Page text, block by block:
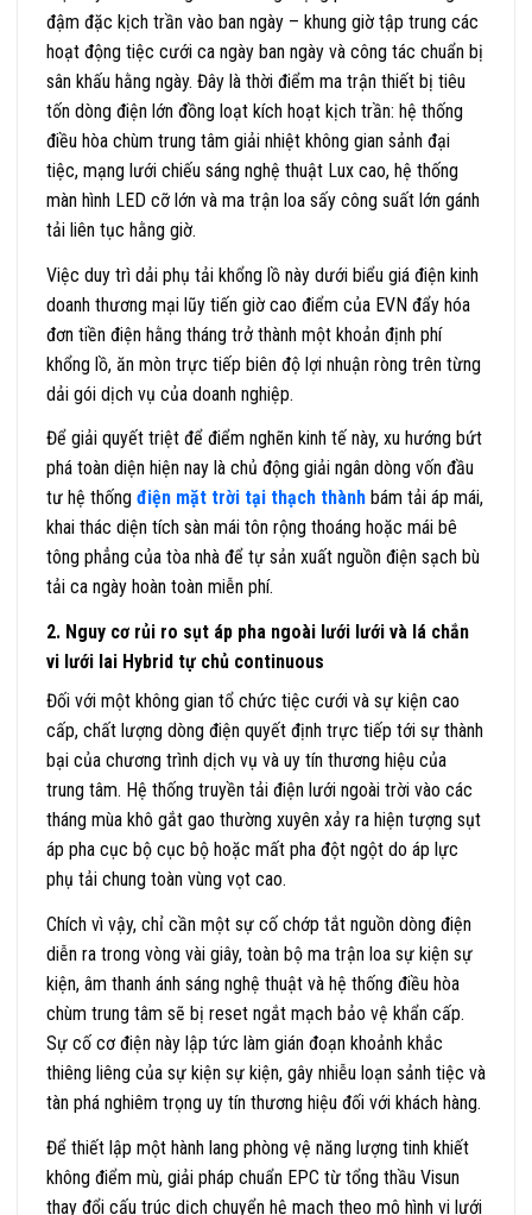
đậm đặc kịch trần vào ban ngày – khung giờ tập trung các
hoạt động tiệc cưới ca ngày ban ngày và công tác chuẩn bị
sân khấu hằng ngày. Đây là thời điểm ma trận thiết bị tiêu
tốn dòng điện lớn đồng loạt kích hoạt kịch trần: hệ thống
điều hòa chùm trung tâm giải nhiệt không gian sảnh đại
tiệc, mạng lưới chiếu sáng nghệ thuật Lux cao, hệ thống
màn hình LED cỡ lớn và ma trận loa sấy công suất lớn gánh
tải liên tục hằng giờ.
Việc duy trì dải phụ tải khổng lồ này dưới biểu giá điện kinh
doanh thương mại lũy tiến giờ cao điểm của EVN đẩy hóa
đơn tiền điện hằng tháng trở thành một khoản định phí
khổng lồ, ăn mòn trực tiếp biên độ lợi nhuận ròng trên từng
dải gói dịch vụ của doanh nghiệp.
Để giải quyết triệt để điểm nghẽn kinh tế này, xu hướng bứt
phá toàn diện hiện nay là chủ động giải ngân dòng vốn đầu
tư hệ thống điện mặt trời tại thạch thành bám tải áp mái,
khai thác diện tích sàn mái tôn rộng thoáng hoặc mái bê
tông phẳng của tòa nhà để tự sản xuất nguồn điện sạch bù
tải ca ngày hoàn toàn miễn phí.
2. Nguy cơ rủi ro sụt áp pha ngoài lưới lưới và lá chắn
vi lưới lai Hybrid tự chủ continuous
Đối với một không gian tổ chức tiệc cưới và sự kiện cao
cấp, chất lượng dòng điện quyết định trực tiếp tới sự thành
bại của chương trình dịch vụ và uy tín thương hiệu của
trung tâm. Hệ thống truyền tải điện lưới ngoài trời vào các
tháng mùa khô gắt gao thường xuyên xảy ra hiện tượng sụt
áp pha cục bộ cục bộ hoặc mất pha đột ngột do áp lực
phụ tải chung toàn vùng vọt cao.
Chích vì vậy, chỉ cần một sự cố chớp tắt nguồn dòng điện
diễn ra trong vòng vài giây, toàn bộ ma trận loa sự kiện sự
kiện, âm thanh ánh sáng nghệ thuật và hệ thống điều hòa
chùm trung tâm sẽ bị reset ngắt mạch bảo vệ khẩn cấp.
Sự cố cơ điện này lập tức làm gián đoạn khoảnh khắc
thiêng liêng của sự kiện sự kiện, gây nhiễu loạn sảnh tiệc và
tàn phá nghiêm trọng uy tín thương hiệu đối với khách hàng.
Để thiết lập một hành lang phòng vệ năng lượng tinh khiết
không điểm mù, giải pháp chuẩn EPC từ tổng thầu Visun
thay đổi cấu trúc dịch chuyển hệ mạch theo mô hình vi lưới